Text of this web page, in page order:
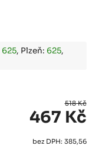
625, Plzeň: 625,
518 Kč
467 Kč
bez DPH: 385,56